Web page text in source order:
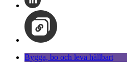
Bygga, bo och leva hållbart